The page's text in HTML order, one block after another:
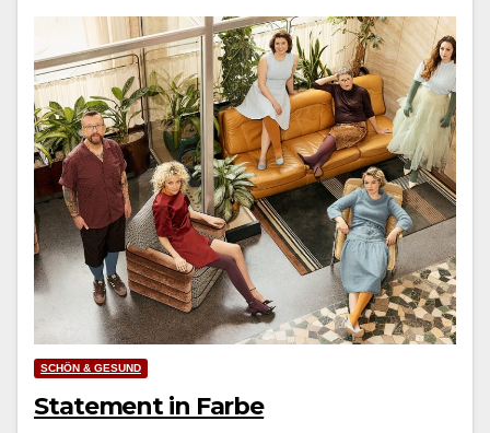
SCHÖN & GESUND
Statement in Farbe